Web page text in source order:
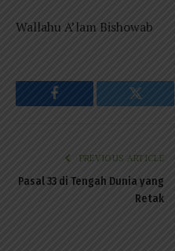
Wallahu A’lam Bishowab
Facebook Twitter
PREVIOUS ARTICLE
Pasal 33 di Tengah Dunia yang
Retak